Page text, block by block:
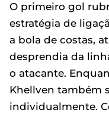
O primeiro gol
estratégia de
a bola de costas,
desprendia da
o atacante.
Khellven também
individualmente.